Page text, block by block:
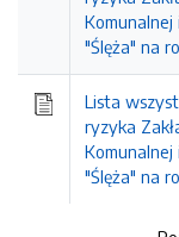
Komunalnej
"Ślęża" na
Lista
ryzyka
Komunalnej
"Ślęża" na